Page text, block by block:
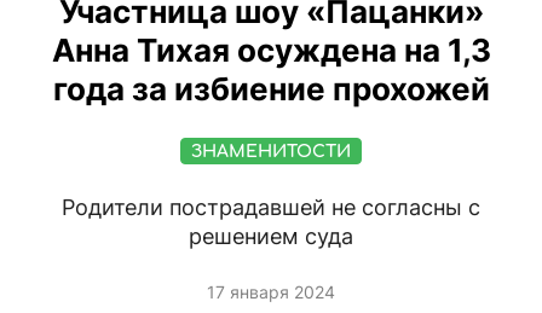
Участница шоу «Пацанки»
Анна Тихая осуждена на 1,3
года за избиение прохожей
ЗНАМЕНИТОСТИ
Родители пострадавшей не согласны с
решением суда
17 января 2024